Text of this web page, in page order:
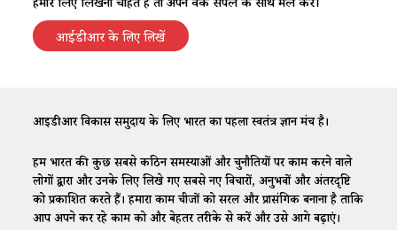
हमारे लिए लिखना चाहते हैं तो अपने वर्क सैंपल के साथ मेल करें।
आईडीआर के लिए लिखें
आईडीआर विकास समुदाय के लिए भारत का पहला स्वतंत्र ज्ञान मंच है।
हम भारत की कुछ सबसे कठिन समस्याओं और चुनौतियों पर काम करने वाले
लोगों द्वारा और उनके लिए लिखे गए सबसे नए विचारों, अनुभवों और अंतरदृष्टि
को प्रकाशित करते हैं। हमारा काम चीजों को सरल और प्रासंगिक बनाना है ताकि
आप अपने कर रहे काम को और बेहतर तरीके से करें और उसे आगे बढ़ाएं।